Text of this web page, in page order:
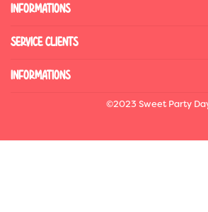
INFORMATIONS
SERVICE CLIENTS
INFORMATIONS
©2023 Sweet Party